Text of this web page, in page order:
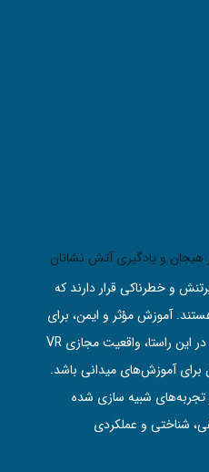
و خطرناکی قرار دارند که
آموزش مؤثر و ایمن، برای
ارتقاء عملکرد آن‌ها حیاتی است. در این راستا، واقعیت مجازی VR
برای آموزش‌های میدانی باشد.
تجربه‌های شبیه‌ سازی‌ شده
شناختی و عملکردی